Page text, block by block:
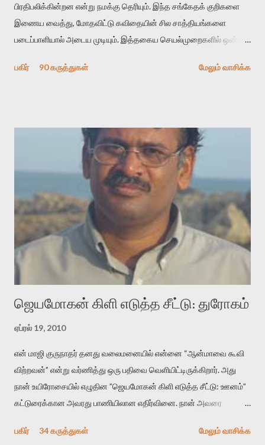
பிரதிபலிக்கின்றன என்று நமக்கு தெரியும். இந்த சங்கேதக் குறிகளை
இணைய வைத்து, மோதவிட்டு கவிதையின் சில சாத்தியங்களை
படைப்பாளியால் அடைய முடியும். இத்தகைய செயல்முறைகளில் ஒன்றை
காலத்தில் ஜாலவித்தைக்காரர்கள் வந்து போன பின் அவர்களின்
அதிகமாக்கும். கொல்லாது. ஒரு கனவை மீட்டெடுப்பதன் நோக்கம்
என்னவாக இருக்கும்? கவிதையின் அரூப இயக்கத்தை பொதுவயமாக
வடிக்க முயல்வதும் அதற்கே. கோயில் கருவறையின்
மென்வெளிச்சத்தில் நுண்பேசியின் படக்கருவியை இயக்கி சாத்தி
வைத்து விட்டு இயக்கத்தை அறிவோம். அறிதல் அபச்சாரமில்லை.
பயணப் படிமம் என்பது காக்னிடிவ் பொயடிக்ஸ் எனும் சமகால
விமர்சனத்தின் ஒரு முக்கிய கருவி. இக்கருவியை மனுஷ்யபுத்திரனின்
“காலை வணக்கங்கள்” எனும் ஒரு கவிதையில் சொருகப் போகிறோம்.
முதலில் கருவியை பழகுவோம். அன்றாட மொழியில் ஒன்று ம...
பகிர் 90 கருத்துகள் மேலும் வாசிக்க
ஜெயமோகன் கிளி எடுத்த சீட்டு: துரோகம்
ஏப்ரல் 19, 2010
என் மாஜி குருநாதர் தனது வலைமனையில் என்னை “ஆன்மாவை கூவி
விற்றவன்” என்று வர்ணித்து ஒரு பதிவை வெளியிட்டிருக்கிறார். அது
நான் உயிரோசையில் எழுதின ”ஜெயமோகன் கிளி எடுத்த சீட்டு: ஊனம்”
கட்டுரைக்கான அவரது பாணியிலான எதிர்வினை. நான் அவரை
பதிவை படித்த நண்பர்கள் பலரும் அவருக்காக இரக்கப்பட்டார்கள்.
பகிர் 34 கருத்துகள் மேலும் வாசிக்க